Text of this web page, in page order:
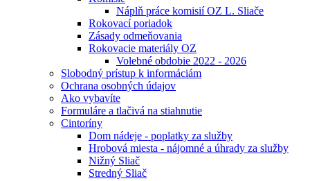
Náplň práce komisií OZ L. Sliače
Rokovací poriadok
Zásady odmeňovania
Rokovacie materiály OZ
Volebné obdobie 2022 - 2026
Slobodný prístup k informáciám
Ochrana osobných údajov
Ako vybavíte
Formuláre a tlačivá na stiahnutie
Cintoríny
Dom nádeje - poplatky za služby
Hrobová miesta - nájomné a úhrady za služby
Nižný Sliač
Stredný Sliač